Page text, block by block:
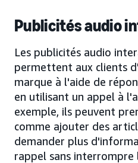
Publicités audio
Les publicités audio
permettent aux clients
marque à l'aide de
en utilisant un appel à
exemple, ils peuvent
comme ajouter des
demander plus
rappel sans interrompre